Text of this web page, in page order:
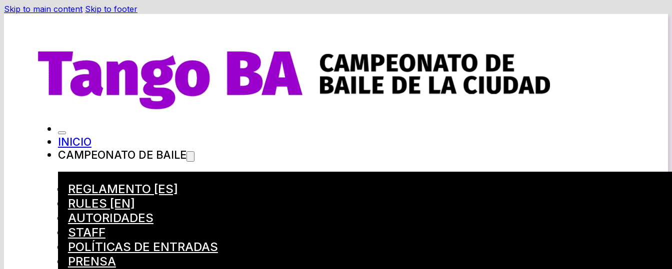
Skip to main content Skip to footer
INICIO
CAMPEONATO DE BAILE
REGLAMENTO [ES]
RULES [EN]
AUTORIDADES
STAFF
POLÍTICAS DE ENTRADAS
PRENSA